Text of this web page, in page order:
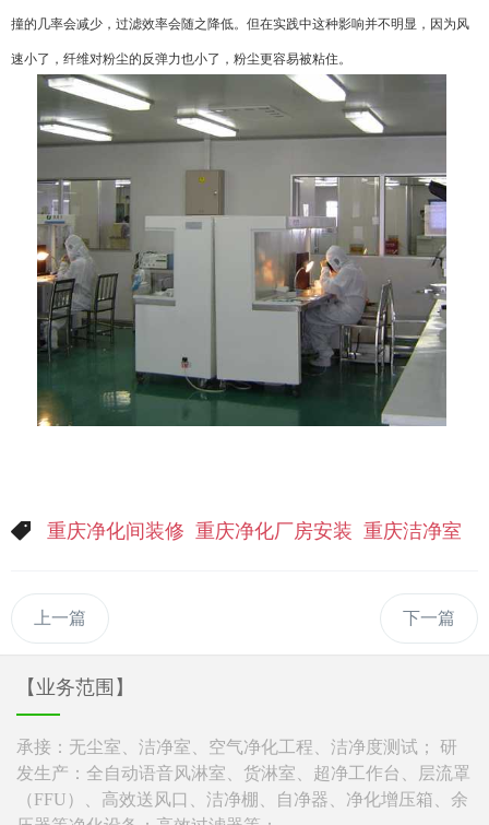
撞的几率会减少，过滤效率会随之降低。但在实践中这种影响并不明显，因为风
速小了，纤维对粉尘的反弹力也小了，粉尘更容易被粘住。
重庆净化间装修 重庆净化厂房安装 重庆洁净室
上一篇 下一篇
【业务范围】
承接：无尘室、洁净室、空气净化工程、洁净度测试； 研
发生产：全自动语音风淋室、货淋室、超净工作台、层流罩
（FFU）、高效送风口、洁净棚、自净器、净化增压箱、余